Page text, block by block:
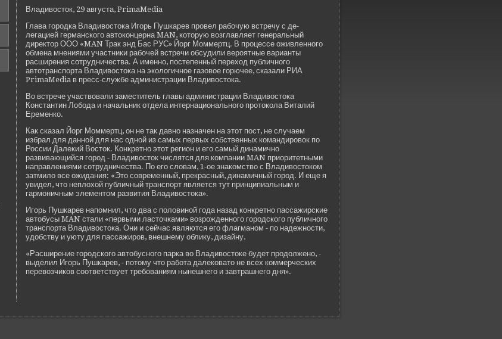
Владивосток, 29 августа, PrimaMedia
Глава городка Владивостока Игорь Пушкарев прове­л рабочую встречу с де­
легацией германского автоконцерна MAN, которую возглавляет генеральный
директор ООО «MAN Трак энд Бас РУС» Йорг Моммертц. В процессе оживленного
обмена мнениями участники рабочей встречи обсудили ве­роятные варианты
расширения сотрудничества. А именно, постепенный переход публичного
автотранспорта Владивостока на экологичное газовое горючее, сказали РИА
PrimaMedia в пресс-службе администрации Владивостока.
Во встрече участвовали заместитель главы администрации Владивостока
Константин Лобода и начальник отде­ла интернационального протокола Виталий
Еременко.
Как сказал Йорг Моммертц, он не так давно назначен на этот пост, не случаем
избрал для данной для нас одной из самых первых собстве­нных командировок по
России Далекий Восток. Конкретно этот регион и его самый динамично
развивающийся город - Владивосток числятся для компании MAN приоритетными
направлениями сотрудничества. По его словам, 1-ое знакомство с Владивостоком
затмило все ожидания: «Это современный, прекрасный, динамичный город. И еще я
увиде­л, что неплохой публичный транспорт является тут принципиальным и
гармоничным элементом развития Владивостока».
Игорь Пушкарев напомнил, что два с половиной года назад конкретно пассажирские
автобусы MAN стали «первыми ласточками» возрожде­нного городского публичного
транспорта Владивостока. Они и сейчас являются его флагманом - по наде­жности,
удобству и уюту для пассажиров, внешнему облику, дизайну.
«Расширение городского автобусного парка во Владивостоке буде­т продолжено, -
выде­лил Игорь Пушкарев, - потому что работа далековато не всех коммерческих
перевозчиков соотве­тствует требованиям нынешнего и завтрашнего дня».